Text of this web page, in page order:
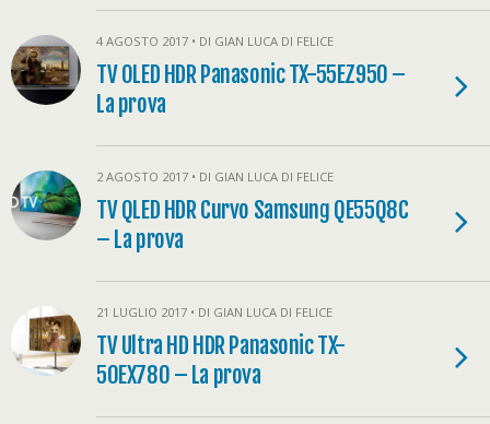
4 AGOSTO 2017 • DI GIAN LUCA DI FELICE
TV OLED HDR Panasonic TX-55EZ950 –
La prova
2 AGOSTO 2017 • DI GIAN LUCA DI FELICE
TV QLED HDR Curvo Samsung QE55Q8C
– La prova
21 LUGLIO 2017 • DI GIAN LUCA DI FELICE
TV Ultra HD HDR Panasonic TX-
50EX780 – La prova